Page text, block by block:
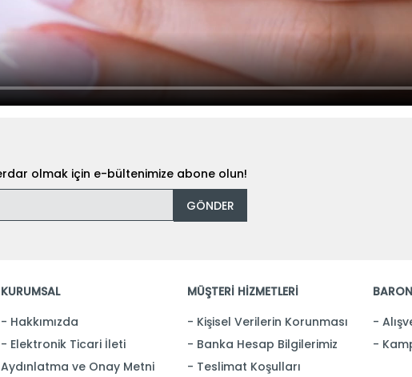
olmak için e-bültenimize abone olun!
GÖNDER
KURUMSAL
Hakkımızda
Elektronik Ticari İleti
Aydınlatma ve Onay Metni
MÜŞTERİ HİZMETLERİ
Kişisel Verilerin Korunması
Banka Hesap Bilgilerimiz
Teslimat Koşulları